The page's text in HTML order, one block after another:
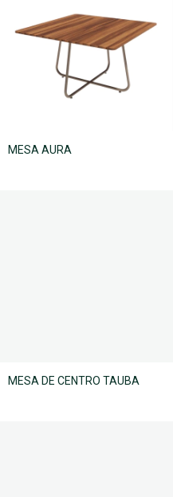
MESA AURA
MESA DE CENTRO TAUBA